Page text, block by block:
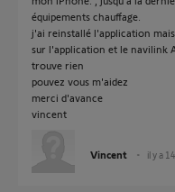
équipements chauffage.
j'ai reinstallé l'application
sur l'application et le navilink
trouve rien
pouvez vous m'aidez
merci d'avance
vincent
Vincent il y a